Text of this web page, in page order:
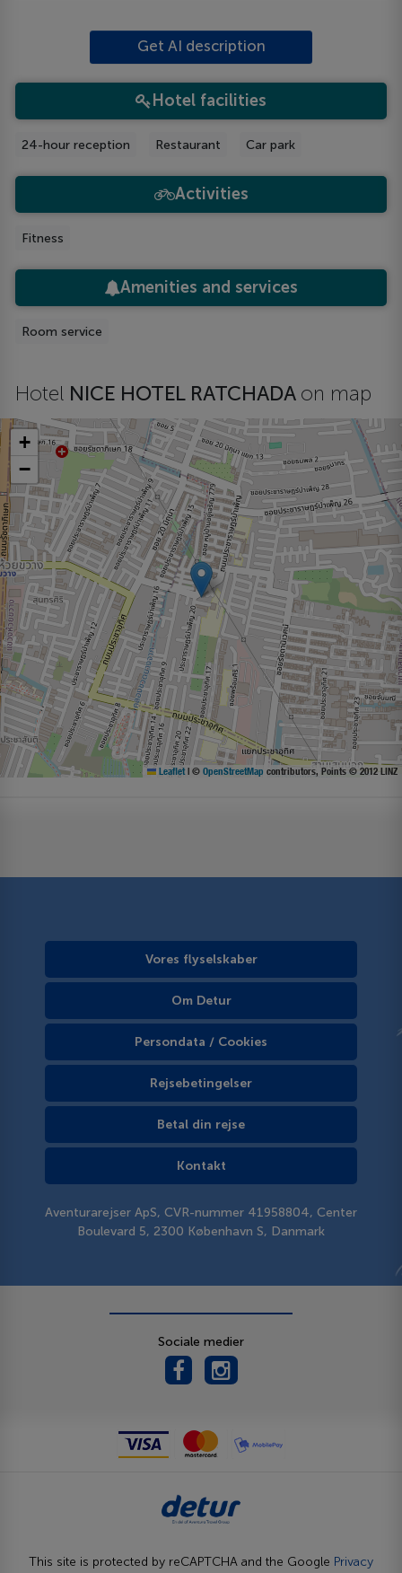
Get AI description
Hotel facilities
24-hour reception Restaurant Car park
Activities
Fitness
Amenities and services
Room service
Hotel NICE HOTEL RATCHADA on map
+
−
Leaflet | © OpenStreetMap contributors, Points © 2012 LINZ
Vores flyselskaber
Om Detur
Persondata / Cookies
Rejsebetingelser
Betal din rejse
Kontakt
Aventurarejser ApS, CVR-nummer 41958804, Center
Boulevard 5, 2300 København S, Danmark
Sociale medier
This site is protected by reCAPTCHA and the Google Privacy